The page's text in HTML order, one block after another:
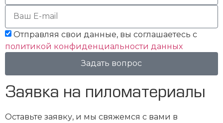
Отправляя свои данные, вы соглашаетесь с
политикой конфиденциальности данных
Задать вопрос
Заявка на пиломатериалы
Оставьте заявку, и мы свяжемся с вами в